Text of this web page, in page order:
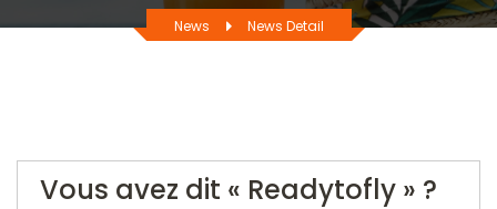
News News Detail
Vous avez dit « Readytofly » ?